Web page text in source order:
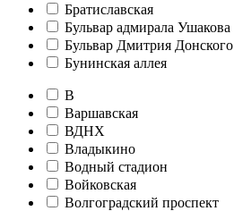
Братиславская
Бульвар адмирала Ушакова
Бульвар Дмитрия Донского
Бунинская аллея
В
Варшавская
ВДНХ
Владыкино
Водный стадион
Войковская
Волгоградский проспект